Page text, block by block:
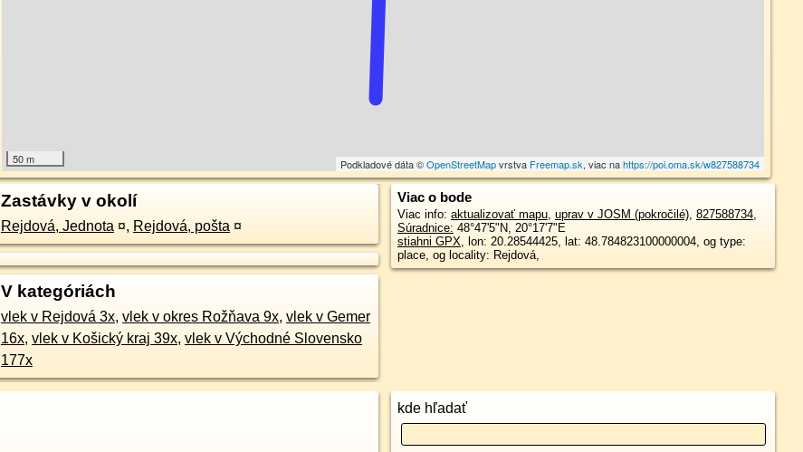
50 m Podkladové dáta ©OpenStreetMapvrstva Freemap.sk, viac nahttps://poi.oma.sk/w827588734
Zastávky v okolí
Rejdová, Jednota ¤, Rejdová, pošta ¤
V kategóriách
vlek v Rejdová 3x, vlek v okres Rožňava 9x, vlek v Gemer
16x, vlek v Košický kraj 39x, vlek v Východné Slovensko
177x
Viac o bode
Viac info: aktualizovať mapu, uprav v JOSM (pokročilé), 827588734,
Súradnice: 48°47'5"N, 20°17'7"E
stiahni GPX, lon: 20.28544425, lat: 48.784823100000004, og type:
place, og locality: Rejdová,
kde hľadať